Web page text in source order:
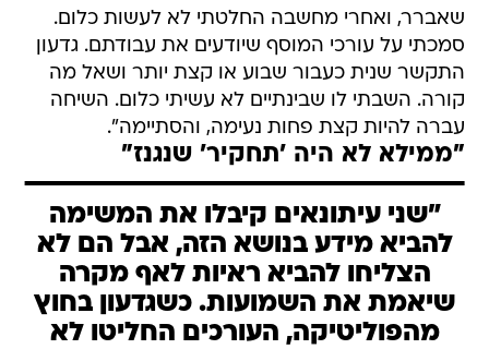
שאברר, ואחרי מחשבה החלטתי לא לעשות כלום.
סמכתי על עורכי המוסף שיודעים את עבודתם. גדעון
התקשר שנית כעבור שבוע או קצת יותר ושאל מה
קורה. השבתי לו שבינתיים לא עשיתי כלום. השיחה
עברה להיות קצת פחות נעימה, והסתיימה".
"ממילא לא היה 'תחקיר' שנגנז"
"שני עיתונאים קיבלו את המשימה
להביא מידע בנושא הזה, אבל הם לא
הצליחו להביא ראיות לאף מקרה
שיאמת את השמועות. כשגדעון בחוץ
מהפוליטיקה, העורכים החליטו לא